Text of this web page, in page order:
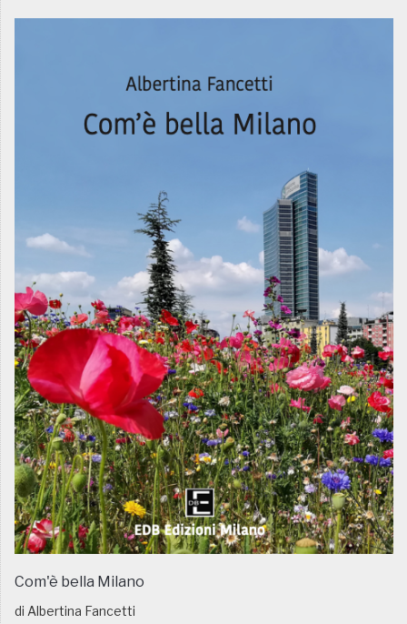
Com'è bella Milano
di Albertina Fancetti